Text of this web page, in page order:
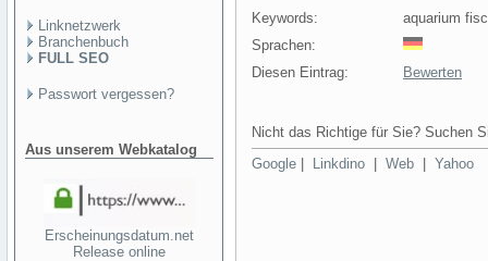
Linknetzwerk
Branchenbuch
FULL SEO
Passwort vergessen?
Aus unserem Webkatalog
Erscheinungsdatum.net
Release online
Keywords:
aquarium
Sprachen:
Diesen Eintrag:
Bewerten
Nicht das Richtige für Sie? Suchen
Google
Linkdino Web Yahoo